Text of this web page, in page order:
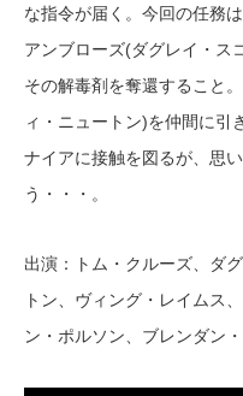
な指令が届く。今回の任務
アンブローズ(ダグレイ・ス
その解毒剤を奪還すること
ィ・ニュートン)を仲間に引
ナイアに接触を図るが、思
う・・・。
出演：トム・クルーズ、ダ
トン、ヴィング・レイムス
ン・ポルソン、ブレンダン